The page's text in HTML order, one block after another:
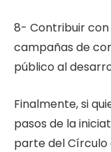
8- Contribuir con
campañas de
público al
Finalmente, si
pasos de la
parte del Círculo